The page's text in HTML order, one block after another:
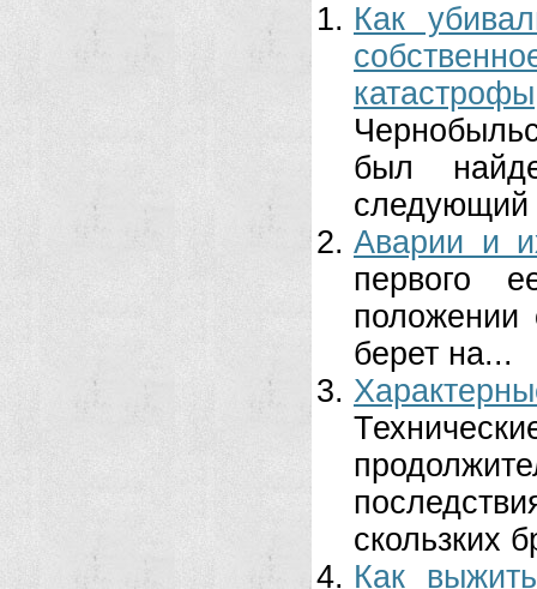
Как
катастрофы
был
следующий
Аварии и
первого
положении
берет на...
скользких
Как